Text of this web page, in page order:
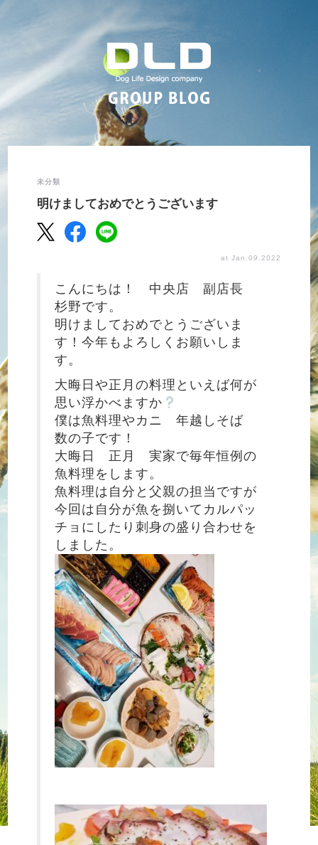
未分類
明けましておめでとうございます
at Jan.09.2022
こんにちは！ 中央店 副店長
杉野です。
明けましておめでとうございま
す！今年もよろしくお願いしま
す。
大晦日や正月の料理といえば何が
思い浮かべますか
僕は魚料理やカニ 年越しそば
数の子です！
大晦日 正月 実家で毎年恒例の
魚料理をします。
魚料理は自分と父親の担当ですが
今回は自分が魚を捌いてカルパッ
チョにしたり刺身の盛り合わせを
しました。